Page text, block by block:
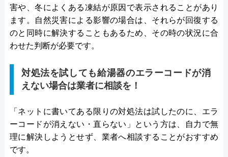
害や、冬によくある凍結が原因で表示されることがあり
ます。自然災害による影響の場合は、それらが回復する
のと同時に解決することもあるため、その時の状況に合
わせた判断が必要です。
対処法を試しても給湯器のエラーコードが消
えない場合は業者に相談を！
「ネットに書いてある限りの対処法は試したのに、エラ
ーコードが消えない・直らない」という方は、自力で無
理に解決しようとせず、業者へ相談することがおすすめ
です。